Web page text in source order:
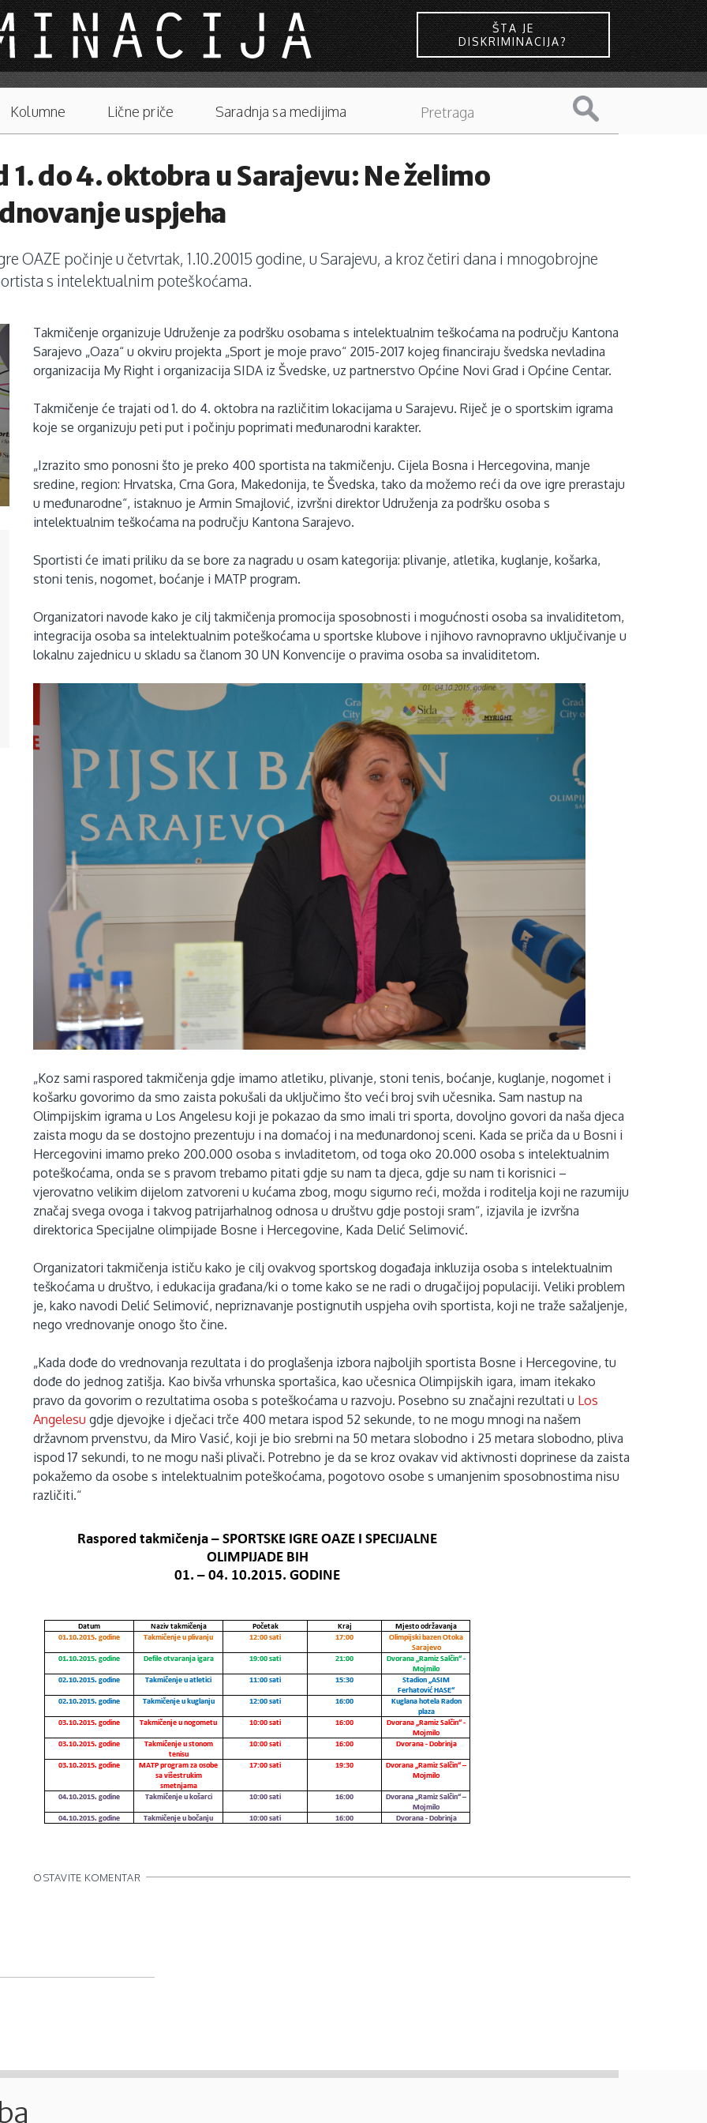
ŠTA JE
DISKRIMINACIJA?
Kolumne Lične priče Saradnja sa medijima
1. do 4. oktobra u Sarajevu: Ne želimo
uspjeha
OAZE počinje u četvrtak, 1.10.20015 godine, u Sarajevu, a kroz četiri dana i mnogobrojne
s intelektualnim poteškoćama.
Takmičenje organizuje Udruženje za podršku osobama s intelektualnim teškoćama na području Kantona
Sarajevo „Oaza“ u okviru projekta „Sport je moje pravo“ 2015-2017 kojeg financiraju švedska nevladina
organizacija My Right i organizacija SIDA iz Švedske, uz partnerstvo Općine Novi Grad i Općine Centar.
Takmičenje će trajati od 1. do 4. oktobra na različitim lokacijama u Sarajevu. Riječ je o sportskim igrama
koje se organizuju peti put i počinju poprimati međunarodni karakter.
„Izrazito smo ponosni što je preko 400 sportista na takmičenju. Cijela Bosna i Hercegovina, manje
sredine, region: Hrvatska, Crna Gora, Makedonija, te Švedska, tako da možemo reći da ove igre prerastaju
u međunarodne“, istaknuo je Armin Smajlović, izvršni direktor Udruženja za podršku osoba s
intelektualnim teškoćama na području Kantona Sarajevo.
Sportisti će imati priliku da se bore za nagradu u osam kategorija: plivanje, atletika, kuglanje, košarka,
stoni tenis, nogomet, boćanje i MATP program.
Organizatori navode kako je cilj takmičenja promocija sposobnosti i mogućnosti osoba sa invaliditetom,
integracija osoba sa intelektualnim poteškoćama u sportske klubove i njihovo ravnopravno uključivanje u
lokalnu zajednicu u skladu sa članom 30 UN Konvencije o pravima osoba sa invaliditetom.
„Koz sami raspored takmičenja gdje imamo atletiku, plivanje, stoni tenis, boćanje, kuglanje, nogomet i
košarku govorimo da smo zaista pokušali da uključimo što veći broj svih učesnika. Sam nastup na
Olimpijskim igrama u Los Angelesu koji je pokazao da smo imali tri sporta, dovoljno govori da naša djeca
zaista mogu da se dostojno prezentuju i na domaćoj i na međunardonoj sceni. Kada se priča da u Bosni i
Hercegovini imamo preko 200.000 osoba s invladitetom, od toga oko 20.000 osoba s intelektualnim
poteškoćama, onda se s pravom trebamo pitati gdje su nam ta djeca, gdje su nam ti korisnici –
vjerovatno velikim dijelom zatvoreni u kućama zbog, mogu sigurno reći, možda i roditelja koji ne razumiju
značaj svega ovoga i takvog patrijarhalnog odnosa u društvu gdje postoji sram“, izjavila je izvršna
direktorica Specijalne olimpijade Bosne i Hercegovine, Kada Delić Selimović.
Organizatori takmičenja ističu kako je cilj ovakvog sportskog događaja inkluzija osoba s intelektualnim
teškoćama u društvo, i edukacija građana/ki o tome kako se ne radi o drugačijoj populaciji. Veliki problem
je, kako navodi Delić Selimović, nepriznavanje postignutih uspjeha ovih sportista, koji ne traže sažaljenje,
nego vrednovanje onogo što čine.
„Kada dođe do vrednovanja rezultata i do proglašenja izbora najboljih sportista Bosne i Hercegovine, tu
dođe do jednog zatišja. Kao bivša vrhunska sportašica, kao učesnica Olimpijskih igara, imam itekako
pravo da govorim o rezultatima osoba s poteškoćama u razvoju. Posebno su značajni rezultati u Los
Angelesu gdje djevojke i dječaci trče 400 metara ispod 52 sekunde, to ne mogu mnogi na našem
državnom prvenstvu, da Miro Vasić, koji je bio srebrni na 50 metara slobodno i 25 metara slobodno, pliva
ispod 17 sekundi, to ne mogu naši plivači. Potrebno je da se kroz ovakav vid aktivnosti doprinese da zaista
pokažemo da osobe s intelektualnim poteškoćama, pogotovo osobe s umanjenim sposobnostima nisu
različiti.“
OSTAVITE KOMENTAR